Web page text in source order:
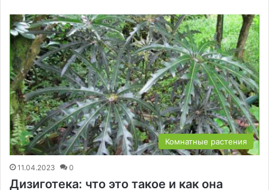
Комнатные растения
11.04.2023 0
Дизиготека: что это такое и как она